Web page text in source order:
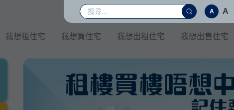
A A
我想租住宅 我想買住宅 我想出租住宅 我想出售住宅